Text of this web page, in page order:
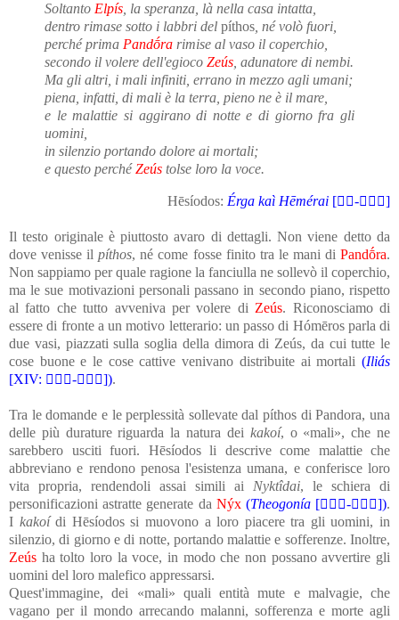
Soltanto Elpís, la speranza, là nella casa intatta,
dentro rimase sotto i labbri del píthos, né volò fuori,
perché prima Pandṓra rimise al vaso il coperchio,
secondo il volere dell'egioco Zeús, adunatore di nembi.
Ma gli altri, i mali infiniti, errano in mezzo agli umani;
piena, infatti, di mali è la terra, pieno ne è il mare,
e le malattie si aggirano di notte e di giorno fra gli
uomini,
in silenzio portando dolore ai mortali;
e questo perché Zeús tolse loro la voce.
Hēsíodos: Érga kaì Hēmérai [-]
Il testo originale è piuttosto avaro di dettagli. Non viene detto da
dove venisse ilpíthos, né come fosse finito tra le mani di Pandṓra.
Non sappiamo per quale ragione la fanciulla ne sollevò il coperchio,
ma le sue motivazioni personali passano in secondo piano, rispetto
al fatto che tutto avveniva per volere di Zeús. Riconosciamo di
essere di fronte a un motivo letterario: un passo di Hómēros parla di
due vasi, piazzati sulla soglia della dimora di Zeús, da cui tutte le
cose buone e le cose cattive venivano distribuite ai mortali (Iliás
[XIV: -]).
Tra le domande e le perplessità sollevate dal píthos di Pandora, una
delle più durature riguarda la natura dei kakoí, o «mali», che ne
sarebbero usciti fuori. Hēsíodos li descrive come malattie che
abbreviano e rendono penosa l'esistenza umana, e conferisce loro
vita propria, rendendoli assai simili ai Nyktîdai, le schiera di
personificazioni astratte generate da Nýx (Theogonía [-]).
I kakoídi Hēsíodos si muovono a loro piacere tra gli uomini, in
silenzio, di giorno e di notte, portando malattie e sofferenze. Inoltre,
Zeús ha tolto loro la voce, in modo che non possano avvertire gli
uomini del loro malefico appressarsi.
Quest'immagine, dei «mali» quali entità mute e malvagie, che
vagano per il mondo arrecando malanni, sofferenza e morte agli